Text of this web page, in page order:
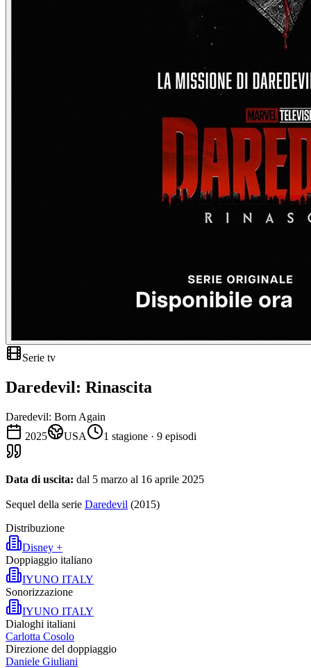
Serie tv
Daredevil: Rinascita
Daredevil: Born Again
2025
USA 1 stagione · 9 episodi
Data di uscita: dal 5 marzo al 16 aprile 2025
Sequel della serie Daredevil (2015)
Distribuzione
Disney +
Doppiaggio italiano
IYUNO ITALY
Sonorizzazione
IYUNO ITALY
Dialoghi italiani
Carlotta Cosolo
Direzione del doppiaggio
Daniele Giuliani